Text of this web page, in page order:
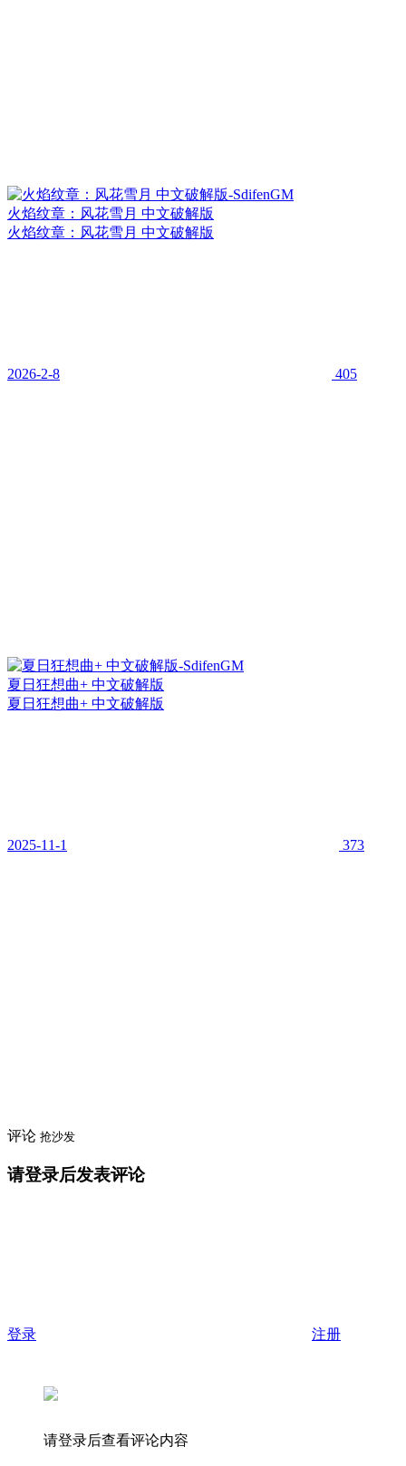
火焰纹章：风花雪月 中文破解版
火焰纹章：风花雪月 中文破解版
2026-2-8 405
夏日狂想曲+ 中文破解版
夏日狂想曲+ 中文破解版
2025-11-1 373
评论 抢沙发
请登录后发表评论
登录 注册
请登录后查看评论内容